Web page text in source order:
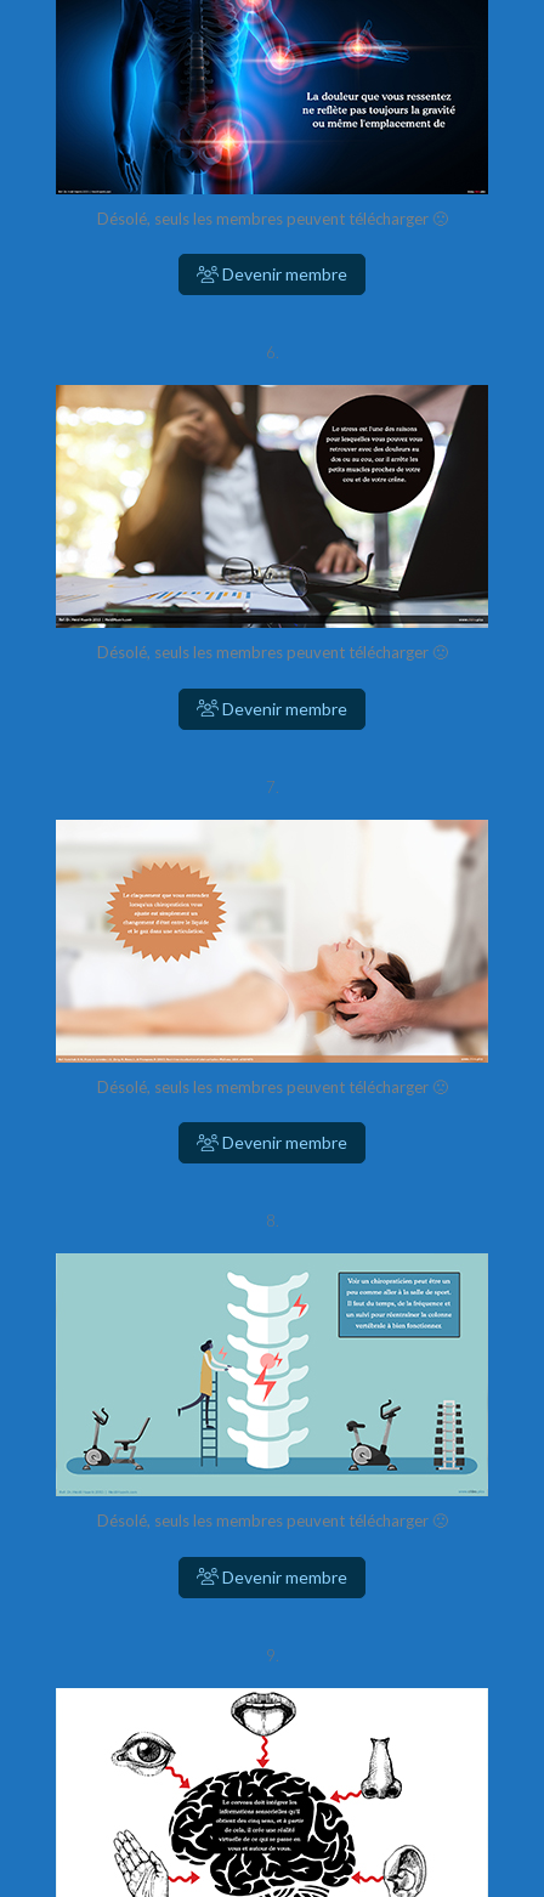
Désolé, seuls les membres peuvent télécharger 🙁
Devenir membre
6.
Désolé, seuls les membres peuvent télécharger 🙁
Devenir membre
7.
Désolé, seuls les membres peuvent télécharger 🙁
Devenir membre
8.
Désolé, seuls les membres peuvent télécharger 🙁
Devenir membre
9.